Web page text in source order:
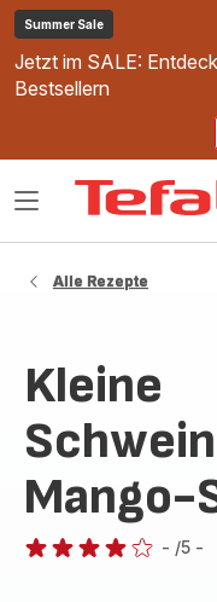
Summer Sale
Jetzt im SALE:
Bestsellern
Das
Alle Rezepte
Kleine
Mango-
- /5 -